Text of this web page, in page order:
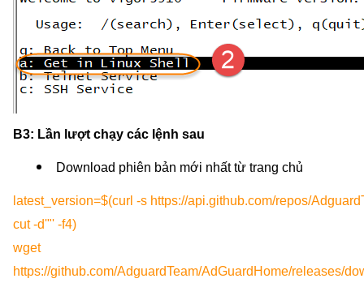
B3: Lần lượt chạy các lệnh sau
Download phiên bản mới nhất từ trang chủ
latest_version=$(curl -s https://api.github.com/repos/
cut -d'"' -f4)
wget
https://github.com/AdguardTeam/AdGuardHome/releases/